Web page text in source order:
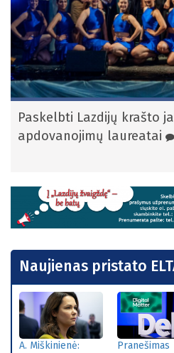
Paskelbti Lazdijų krašto
apdovanojimų laureatai
Naujienas pristato
A. Miškinienė:
Pranešimas